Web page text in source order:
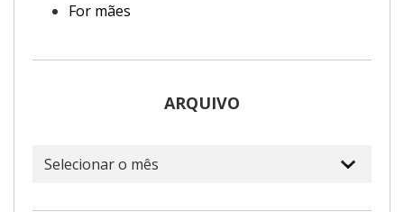
For mães
ARQUIVO
Arquivo